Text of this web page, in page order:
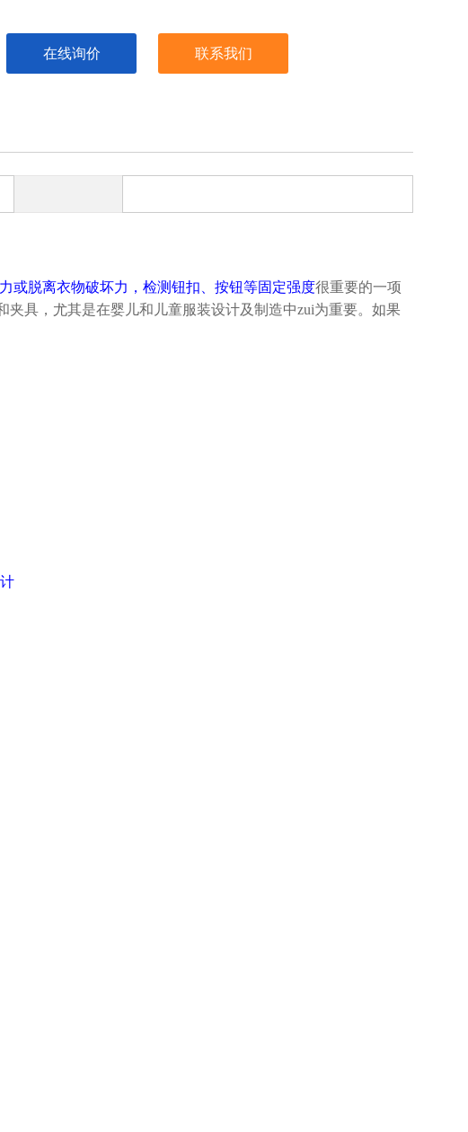
在线询价 联系我们
或脱离衣物破坏力，检测钮扣、按钮等固定强度很重要的一项
夹具，尤其是在婴儿和儿童服装设计及制造中zui为重要。如果